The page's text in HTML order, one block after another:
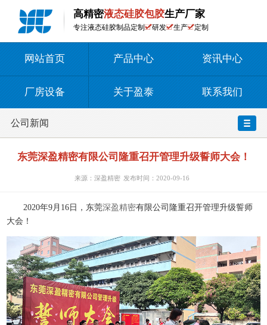
高精密液态硅胶包胶生产厂家
专注液态硅胶制品定制 研发 生产 定制
网站首页 产品中心 资讯中心
厂房设备 关于盈泰 联系我们
公司新闻
东莞深盈精密有限公司隆重召开管理升级誓师大会！
来源：深盈精密 发布时间：2020-09-16
2020年9月16日，东莞深盈精密有限公司隆重召开管理升级誓师
大会！